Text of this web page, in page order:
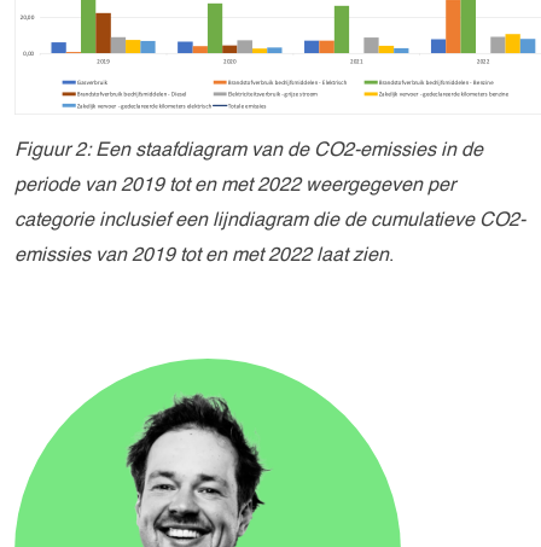
Figuur2: Een staafdiagram van de CO2-emissies in de
periode van 2019 tot en met 2022 weergegeven per
categorie inclusief een lijndiagram die de cumulatieve CO2-
emissies van 2019 tot en met 2022 laat zien.